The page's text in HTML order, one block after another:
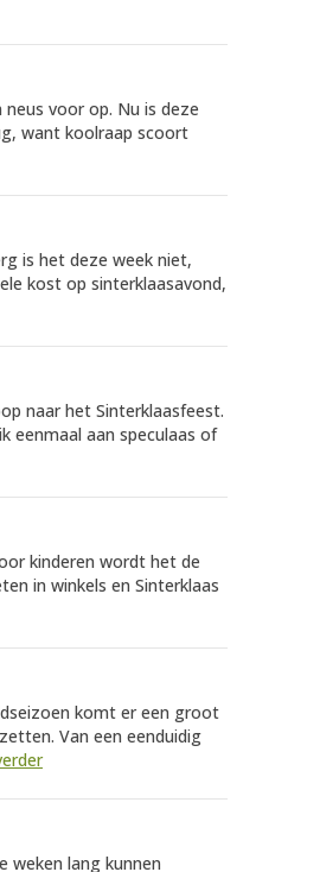
voor op. Nu is deze
want koolraap scoort
is het deze week niet,
kost op sinterklaasavond,
naar het Sinterklaasfeest.
eenmaal aan speculaas of
kinderen wordt het de
in winkels en Sinterklaas
komt er een groot
Van een eenduidig
weken lang kunnen